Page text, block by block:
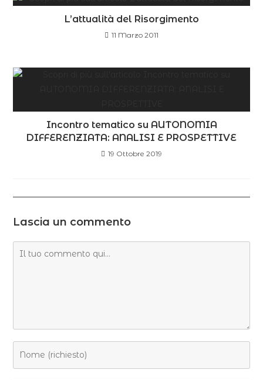
L’attualità del Risorgimento
11 Marzo 2011
Incontro tematico su AUTONOMIA
DIFFERENZIATA: ANALISI E PROSPETTIVE
19 Ottobre 2019
Lascia un commento